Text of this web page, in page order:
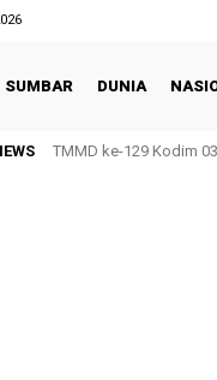
SUMBAR DUNIA
TMMD ke-129 Kodim